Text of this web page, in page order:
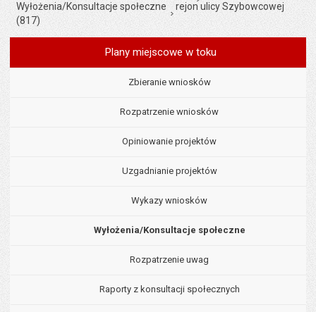
Wyłożenia/Konsultacje społeczne
rejon ulicy Szybowcowej
(817)
Menu Planowanie przestrzenne
Plany miejscowe w toku
Zbieranie wniosków
Rozpatrzenie wniosków
Opiniowanie projektów
Uzgadnianie projektów
Wykazy wniosków
Wyłożenia/Konsultacje społeczne
Rozpatrzenie uwag
Raporty z konsultacji społecznych